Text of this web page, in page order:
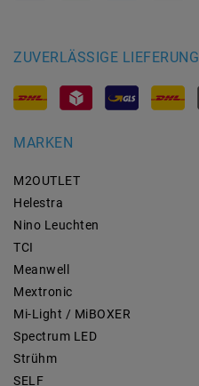
ZUVERLÄSSIGE LIEFERUNG
MARKEN
M2OUTLET
Helestra
Nino Leuchten
TCI
Meanwell
Mextronic
Mi-Light / MiBOXER
Spectrum LED
Strühm
SELF